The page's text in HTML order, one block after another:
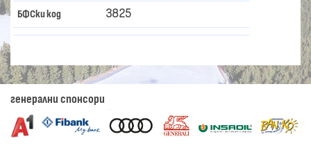
БФСки код 3825
генерални спонсори